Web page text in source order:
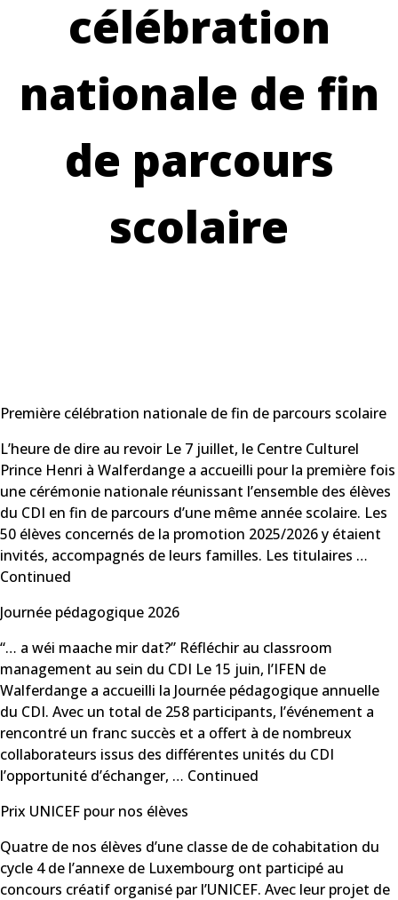
célébration
nationale de fin
de parcours
scolaire
Première célébration nationale de fin de parcours scolaire
L’heure de dire au revoir Le 7 juillet, le Centre Culturel
Prince Henri à Walferdange a accueilli pour la première fois
une cérémonie nationale réunissant l’ensemble des élèves
du CDI en fin de parcours d’une même année scolaire. Les
50 élèves concernés de la promotion 2025/2026 y étaient
invités, accompagnés de leurs familles. Les titulaires …
Continued
Journée pédagogique 2026
“… a wéi maache mir dat?” Réfléchir au classroom
management au sein du CDI Le 15 juin, l’IFEN de
Walferdange a accueilli la Journée pédagogique annuelle
du CDI. Avec un total de 258 participants, l’événement a
rencontré un franc succès et a offert à de nombreux
collaborateurs issus des différentes unités du CDI
l’opportunité d’échanger, … Continued
Prix UNICEF pour nos élèves
Quatre de nos élèves d’une classe de de cohabitation du
cycle 4 de l’annexe de Luxembourg ont participé au
concours créatif organisé par l’UNICEF. Avec leur projet de